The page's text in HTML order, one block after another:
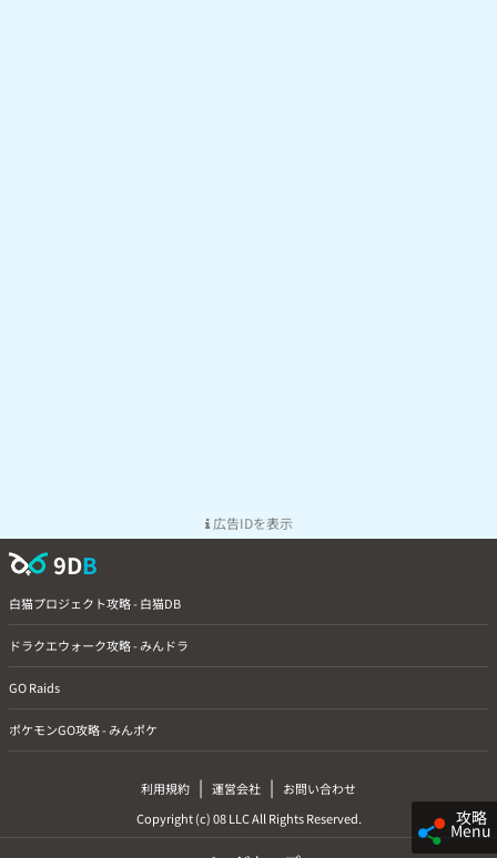
攻略
Menu
広告IDを表示
9DB
白猫プロジェクト攻略 - 白猫DB
ドラクエウォーク攻略 - みんドラ
GO Raids
ポケモンGO攻略 - みんポケ
利用規約 | 運営会社 |
お問い合わせ
Copyright (c) 08 LLC All Rights Reserved.